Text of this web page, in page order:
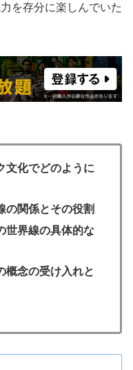
を存分に楽しんでいた
文化でどのように
の関係とその役割
世界線の具体的な
概念の受け入れと